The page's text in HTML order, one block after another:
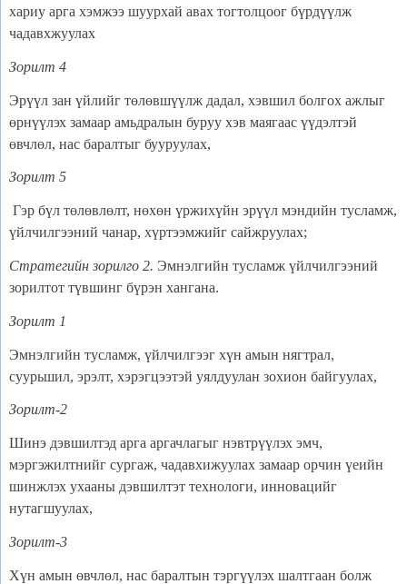
хариу арга хэмжээ шуурхай авах тогтолцоог бүрдүүлж
чадавхжуулах
Зорилт 4
Эрүүл зан үйлийг төлөвшүүлж дадал, хэвшил болгох ажлыг
өрнүүлэх замаар амьдралын буруу хэв маягаас үүдэлтэй
өвчлөл, нас баралтыг бууруулах,
Зорилт 5
Гэр бүл төлөвлөлт, нөхөн үржихүйн эрүүл мэндийн тусламж,
үйлчилгээний чанар, хүртээмжийг сайжруулах;
Стратегийн зорилго 2. Эмнэлгийн тусламж үйлчилгээний
зорилтот түвшинг бүрэн хангана.
Зорилт 1
Эмнэлгийн тусламж, үйлчилгээг хүн амын нягтрал,
суурьшил, эрэлт, хэрэгцээтэй уялдуулан зохион байгуулах,
Зорилт-2
Шинэ дэвшилтэд арга аргачлагыг нэвтрүүлэх эмч,
мэргэжилтнийг сургаж, чадавхижуулах замаар орчин үеийн
шинжлэх ухааны дэвшилтэт технологи, инновацийг
нутагшуулах,
Зорилт-3
Хүн амын өвчлөл, нас баралтын тэргүүлэх шалтгаан болж